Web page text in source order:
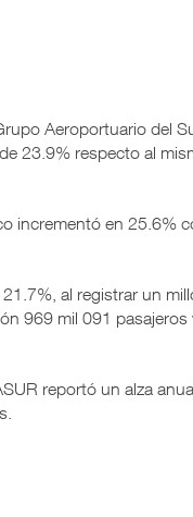
Aeroportuario del
23.9% respecto al
incrementó en 25.6%
al registrar un
969 mil 091 pasajeros
reportó un alza